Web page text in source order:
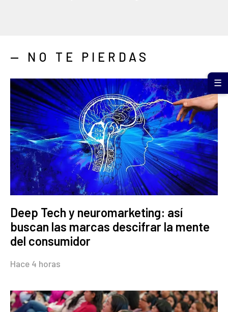
— NO TE PIERDAS
Deep Tech y neuromarketing: así
buscan las marcas descifrar la mente
del consumidor
Hace 4 horas
☰